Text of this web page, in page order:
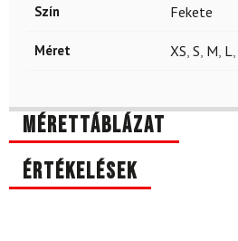
Szín Fekete
Méret XS, S, M, L,
Mérettáblázat
Értékelések